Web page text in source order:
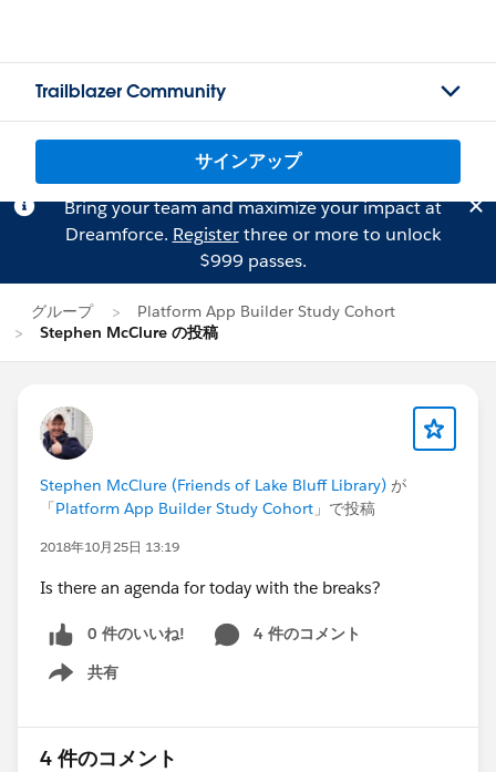
Trailblazer Community
サインアップ
Bring your team and maximize your impact at
Dreamforce. Registerthree or more to unlock
$999 passes.
グループ
Platform App Builder Study Cohort
Stephen McClure の投稿
Stephen McClure (Friends of Lake Bluff Library) が
「Platform App Builder Study Cohort 」で投稿
2018年10月25日 13:19
Is there an agenda for today with the breaks?
0 件のいいね!
4 件のコメント
共有
Show menu
4 件のコメント